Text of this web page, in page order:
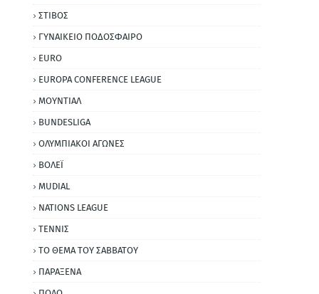
ΣΤΙΒΟΣ
ΓΥΝΑΙΚΕΙΟ ΠΟΔΟΣΦΑΙΡΟ
EURO
EUROPA CONFERENCE LEAGUE
ΜΟΥΝΤΙΑΛ
BUNDESLIGA
ΟΛΥΜΠΙΑΚΟΙ ΑΓΩΝΕΣ
ΒΟΛΕΪ
MUDIAL
NATIONS LEAGUE
ΤΕΝΝΙΣ
ΤΟ ΘΕΜΑ ΤΟΥ ΣΑΒΒΑΤΟΥ
ΠΑΡΑΞΕΝΑ